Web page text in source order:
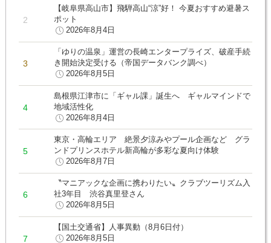
【岐阜県高山市】飛騨高山“涼”好！ 今夏おすすめ避暑ス
ポット
2026年8月4日
「ゆりの温泉」運営の長崎エンタープライズ、破産手続
き開始決定受ける（帝国データバンク調べ）
2026年8月5日
島根県江津市に「ギャル課」誕生へ ギャルマインドで
地域活性化
2026年8月4日
東京・高輪エリア 絶景夕涼みやプール企画など グラ
ンドプリンスホテル新高輪が多彩な夏向け体験
2026年8月7日
〝マニアックな企画に携わりたい〟クラブツーリズム入
社3年目 渋谷真里登さん
2026年8月5日
【国土交通省】人事異動（8月6日付）
2026年8月5日